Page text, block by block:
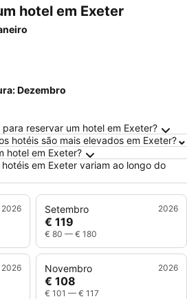
mento
hotel em Exeter
Dezembro
sobre Exeter
reservar um hotel em Exeter?
hotéis são mais elevados em Exeter?
hotel em Exeter?
em Exeter variam ao longo do
2026 Setembro 2026
€ 119
€ 80 — € 180
2026 Novembro 2026
€ 108
€ 101 — € 117